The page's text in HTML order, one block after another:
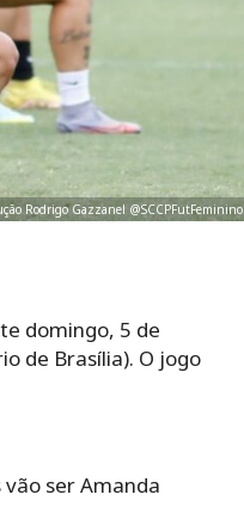
Rodrigo Gazzanel @SCCPFutFeminino
domingo, 5 de
de Brasília). O jogo
ser Amanda